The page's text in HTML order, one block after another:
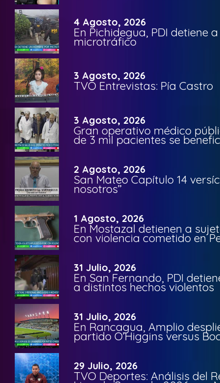
4 Agosto, 2026
En Pichidegua, PDI detiene
microtráfico
3 Agosto, 2026
TVO Entrevistas: Pía Castro
3 Agosto, 2026
Gran operativo médico
de 3 mil pacientes se
2 Agosto, 2026
San Mateo Capítulo 14
nosotros”
1 Agosto, 2026
En Mostazal detienen a
con violencia cometido en
31 Julio, 2026
En San Fernando, PDI
a distintos hechos violentos
31 Julio, 2026
En Rancagua, Amplio
partido O’Higgins versus
29 Julio, 2026
TVO Deportes: Análisis del